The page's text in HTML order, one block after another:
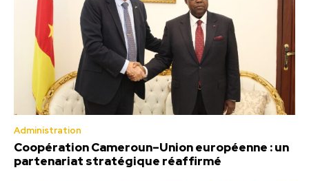
Administration
Coopération Cameroun–Union européenne : un
partenariat stratégique réaffirmé